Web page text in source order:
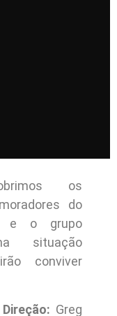
os
do
e o grupo
situação
conviver
Direção: Greg